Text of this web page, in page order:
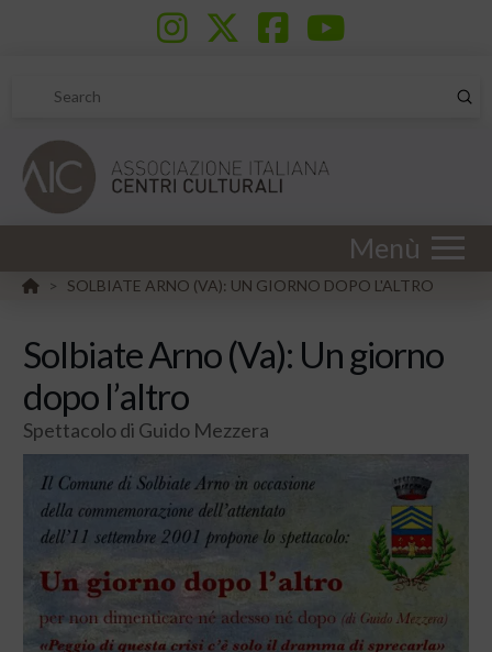
Search
Menù
HOME
> SOLBIATE ARNO (VA): UN GIORNO DOPO L'ALTRO
Solbiate Arno (Va): Un giorno
dopo l’altro
Spettacolo di Guido Mezzera